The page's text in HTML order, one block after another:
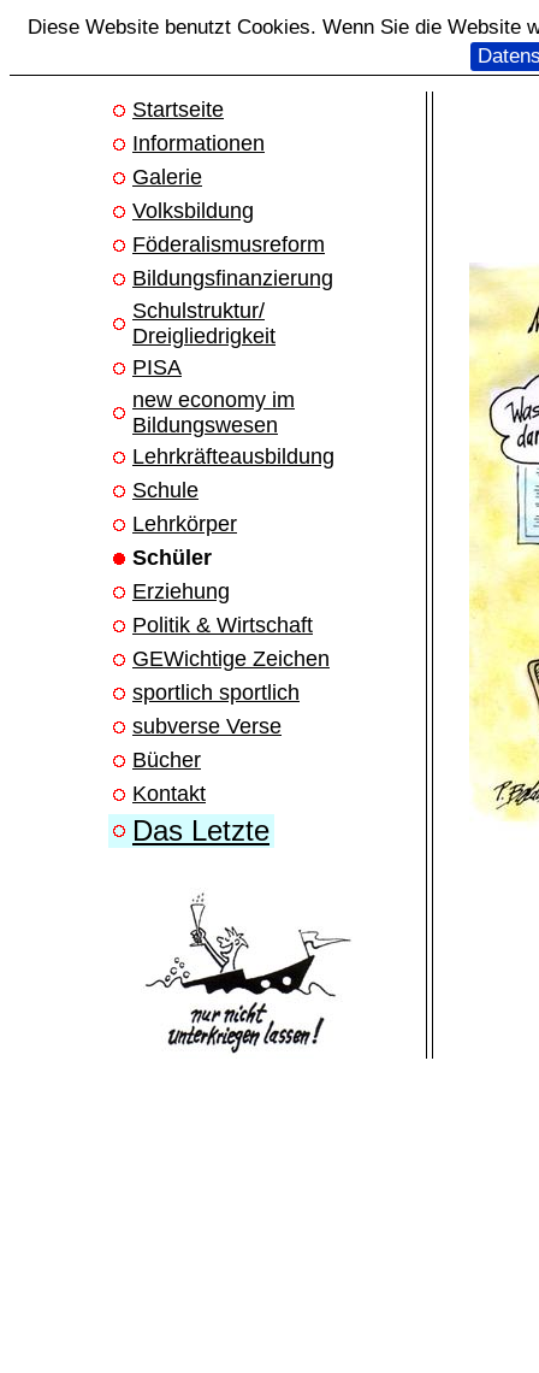
Diese Website benutzt Cookies. Wenn Sie die Website
Startseite
Informationen
Galerie
Volksbildung
Föderalismusreform
Bildungsfinanzierung
Schulstruktur/
Dreigliedrigkeit
PISA
new economy im
Bildungswesen
Lehrkräfteausbildung
Schule
Lehrkörper
Schüler
Erziehung
Politik & Wirtschaft
GEWichtige Zeichen
sportlich sportlich
subverse Verse
Bücher
Kontakt
Das Letzte